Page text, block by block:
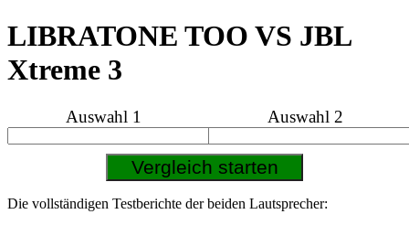
LIBRATONE TOO VS JBL
Xtreme 3
Auswahl 1 Auswahl 2
Die vollständigen Testberichte der beiden Lautsprecher: